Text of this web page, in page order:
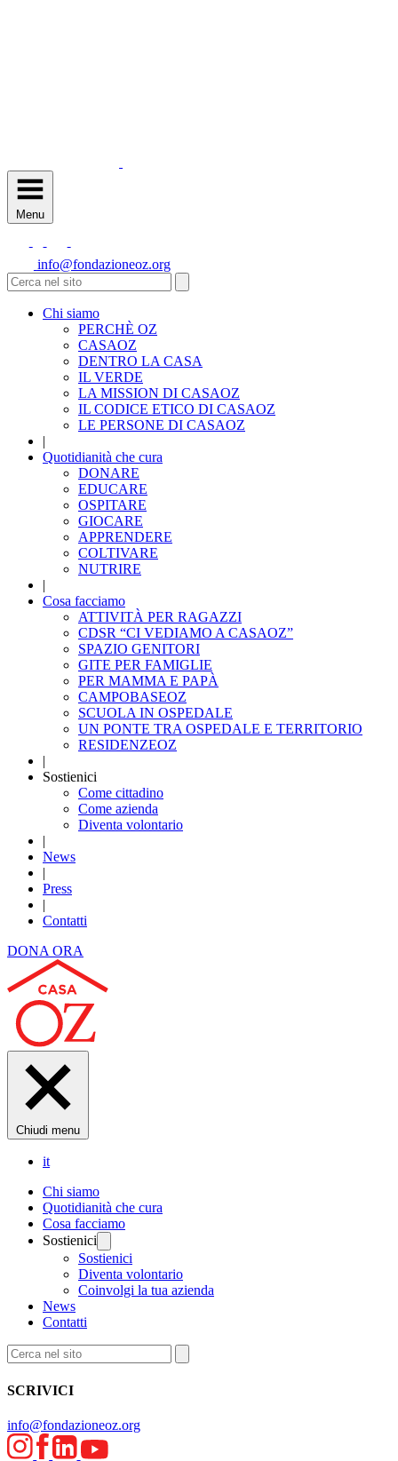
Menu
info@fondazioneoz.org
Chi siamo
PERCHÈ OZ
CASAOZ
DENTRO LA CASA
IL VERDE
LA MISSION DI CASAOZ
IL CODICE ETICO DI CASAOZ
LE PERSONE DI CASAOZ
|
Quotidianità che cura
DONARE
EDUCARE
OSPITARE
GIOCARE
APPRENDERE
COLTIVARE
NUTRIRE
|
Cosa facciamo
ATTIVITÀ PER RAGAZZI
CDSR “CI VEDIAMO A CASAOZ”
SPAZIO GENITORI
GITE PER FAMIGLIE
PER MAMMA E PAPÀ
CAMPOBASEOZ
SCUOLA IN OSPEDALE
UN PONTE TRA OSPEDALE E TERRITORIO
RESIDENZEOZ
|
Sostienici
Come cittadino
Come azienda
Diventa volontario
|
News
|
Press
|
Contatti
DONA ORA
Chiudi menu
it
Chi siamo
Quotidianità che cura
Cosa facciamo
Sostienici
Sostienici
Diventa volontario
Coinvolgi la tua azienda
News
Contatti
SCRIVICI
info@fondazioneoz.org